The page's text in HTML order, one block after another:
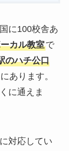
に100校舎あ
カル教室で
のハチ公口
あります。
に通えま
対応してい